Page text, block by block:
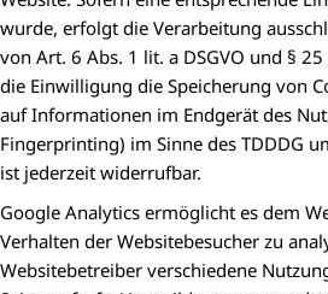
wurde, erfolgt die Verarbeitung
von Art. 6 Abs. 1 lit. a DSGVO und §
die Einwilligung die Speicherung von
auf Informationen im Endgerät des
Fingerprinting) im Sinne des TDDDG
ist jederzeit widerrufbar.
Google Analytics ermöglicht es dem
Verhalten der Websitebesucher zu
Websitebetreiber verschiedene